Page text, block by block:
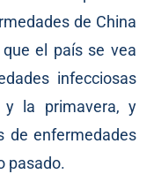
de China
que el país se vea
infecciosas
y la primavera, y
de enfermedades
pasado.